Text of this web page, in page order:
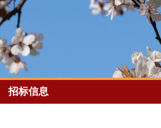
招标信息